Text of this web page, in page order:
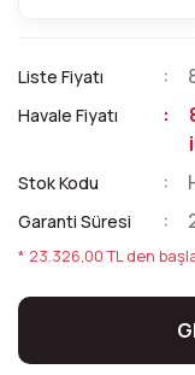
Liste Fiyatı
Havale Fiyatı
Stok Kodu
Garanti Süresi
* 23.326,00 TL den